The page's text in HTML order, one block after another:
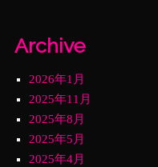
Archive
2026年1月
2025年11月
2025年8月
2025年5月
2025年4月